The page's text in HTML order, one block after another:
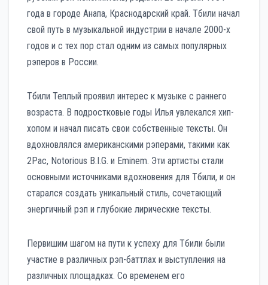
года в городе Анапа, Краснодарский край. Тбили начал
свой путь в музыкальной индустрии в начале 2000-х
годов и с тех пор стал одним из самых популярных
рэперов в России.
Тбили Теплый проявил интерес к музыке с раннего
возраста. В подростковые годы Илья увлекался хип-
хопом и начал писать свои собственные тексты. Он
вдохновлялся американскими рэперами, такими как
2Pac, Notorious B.I.G. и Eminem. Эти артисты стали
основными источниками вдохновения для Тбили, и он
старался создать уникальный стиль, сочетающий
энергичный рэп и глубокие лирические тексты.
Первишим шагом на пути к успеху для Тбили были
участие в различных рэп-баттлах и выступления на
различных площадках. Со временем его